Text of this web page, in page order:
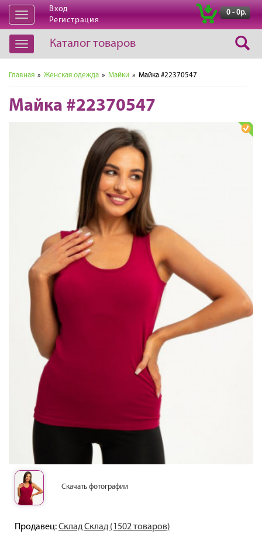
Открыть
навигацию
Вход
Регистрация
0 - 0р.
Открыть
навигацию
Каталог товаров
Главная » Женская одежда » Майки » Майка #22370547
Майка #22370547
Скачать фотографии
Продавец:Склад Склад (1502 товаров)